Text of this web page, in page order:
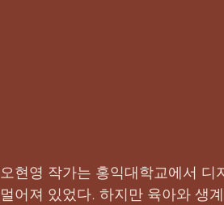
오현영 작가는 홍익대학교에서
멀어져 있었다. 하지만 육아와 생